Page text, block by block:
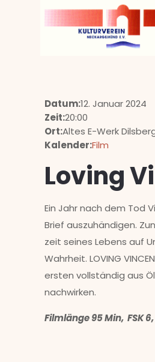
Datum:12. Januar 2024
Zeit:20:00
Ort:Altes E-Werk
Kalender:Film
Loving
Ein Jahr nach dem Tod
Brief auszuhändigen.
zeit seines Lebens auf
Wahrheit. LOVING
ersten vollständig aus
nachwirken.
Filmlänge 95 Min, FSK